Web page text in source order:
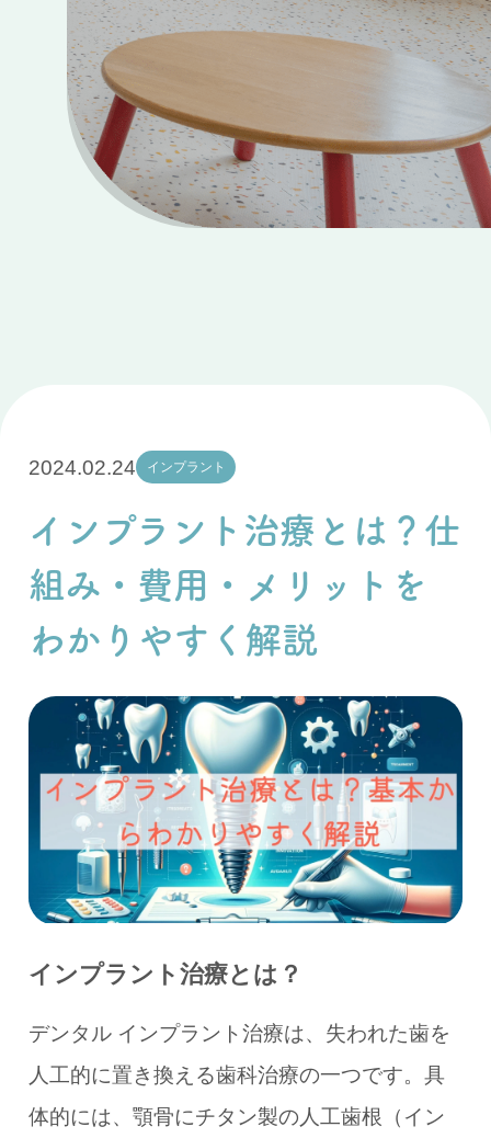
2024.02.24 インプラント
インプラント治療とは？仕
組み・費用・メリットを
わかりやすく解説
インプラント治療とは？
デンタル インプラント治療は、失われた歯を
人工的に置き換える歯科治療の一つです。具
体的には、顎骨にチタン製の人工歯根（イン